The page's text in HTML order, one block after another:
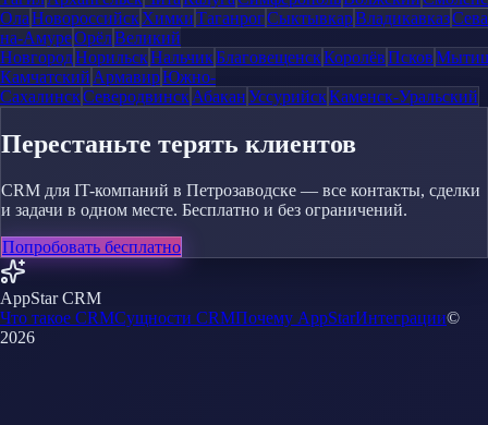
ОлаНовороссийскХимкиТаганрогСыктывкарВладикавказ
на-АмуреОрёлВеликий
НовгородНорильскНальчикБлаговещенскКоролёвПсков
Камчатский АрмавирЮжно-
СахалинскСеверодвинскАбаканУссурийскКаменск-Уральский
Перестаньте терять клиентов
CRM для IT-компаний в Петрозаводске — все контакты, сделки
и задачи в одном месте. Бесплатно и без ограничений.
Попробовать бесплатно
AppStar CRM
Что такое CRMСущности CRMПочему AppStarИнтеграции©
2026